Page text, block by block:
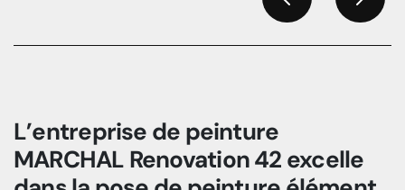
L’entreprise de peinture
MARCHAL Renovation 42 excelle